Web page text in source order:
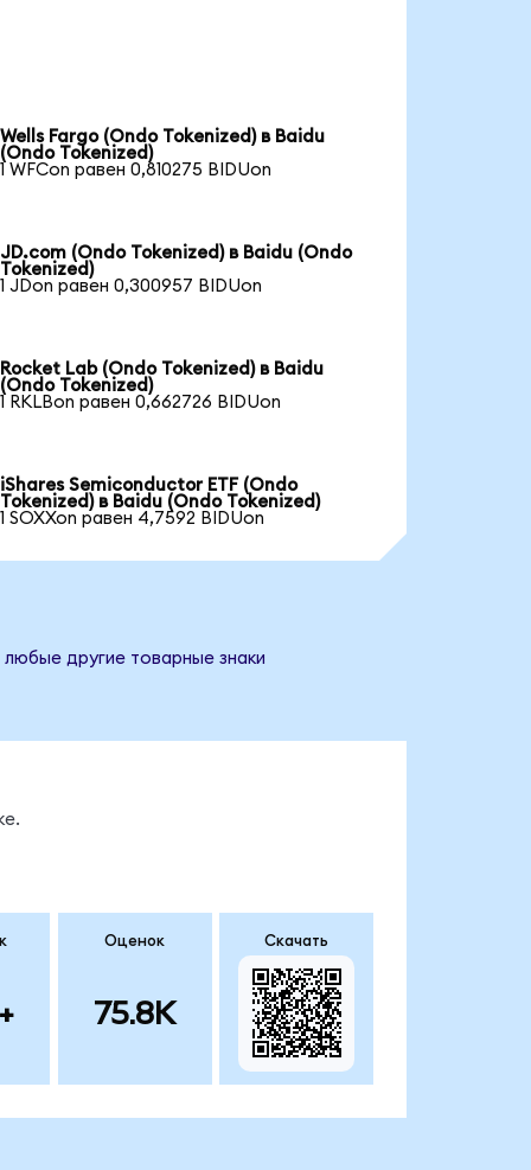
Wells Fargo (Ondo Tokenized) в Baidu
(Ondo Tokenized)
1 WFCon равен 0,810275 BIDUon
JD.com (Ondo Tokenized) в Baidu (Ondo
Tokenized)
1 JDon равен 0,300957 BIDUon
Rocket Lab (Ondo Tokenized) в Baidu
(Ondo Tokenized)
1 RKLBon равен 0,662726 BIDUon
iShares Semiconductor ETF (Ondo
Tokenized) в Baidu (Ondo Tokenized)
1 SOXXon равен 4,7592 BIDUon
другие товарные знаки
Оценок
75.8K
Скачать